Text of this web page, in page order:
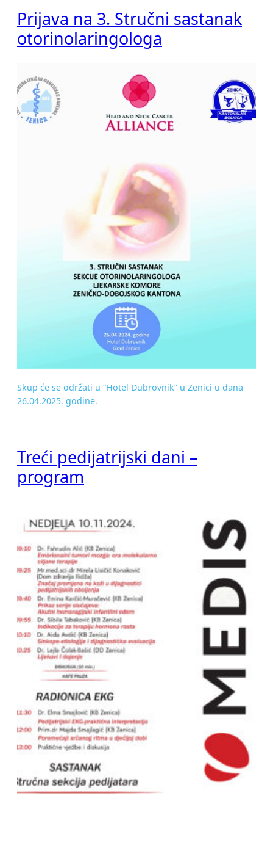
Prijava na 3. Stručni sastanak
otorinolaringologa
Skup će se održati u “Hotel Dubrovnik” u Zenici u dana
26.04.2025. godine.
Treći pedijatrijski dani –
program